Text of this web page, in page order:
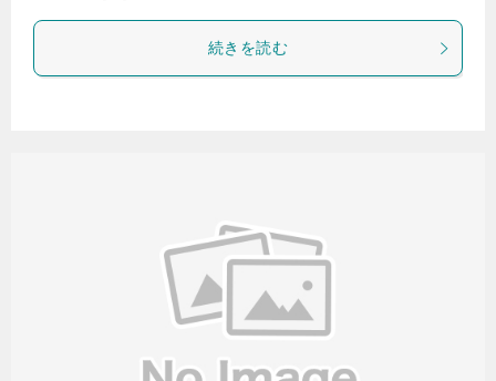
続きを読む